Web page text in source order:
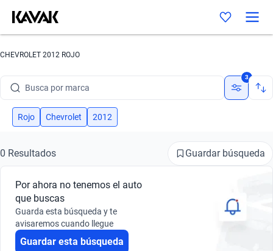
CHEVROLET 2012 ROJO
Busca por marca
Busca por modelo
Busca por año
Busca por marca
Busca por modelo
3
Rojo Chevrolet 2012
0 Resultados Guardar búsqueda
Por ahora no tenemos el auto
que buscas
Guarda esta búsqueda y te
avisaremos cuando llegue
Guardar esta búsqueda